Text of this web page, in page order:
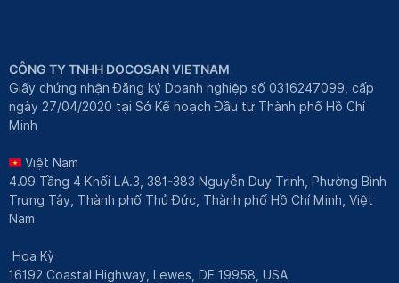
CÔNG TY TNHH DOCOSAN VIETNAM
Giấy chứng nhận Đăng ký Doanh nghiệp số 0316247099, cấp
ngày 27/04/2020 tại Sở Kế hoạch Đầu tư Thành phố Hồ Chí
Minh
Việt Nam
4.09 Tầng 4 Khối LA.3, 381-383 Nguyễn Duy Trinh, Phường Bình
Trưng Tây, Thành phố Thủ Đức, Thành phố Hồ Chí Minh, Việt
Nam
Hoa Kỳ
16192 Coastal Highway, Lewes, DE 19958, USA